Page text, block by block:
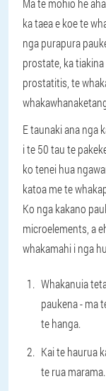
Ma te mohio he
ka taea e koe te
nga purapura
prostate, ka
prostatitis, te
E taunaki ana nga
i te 50 tau te
ko tenei hua
katoa me te
Ko nga kakano
microelements, a
whakamahi i nga
Whakanuia
paukena - ma
te hanga.
Kai te haurua
te rua marama.